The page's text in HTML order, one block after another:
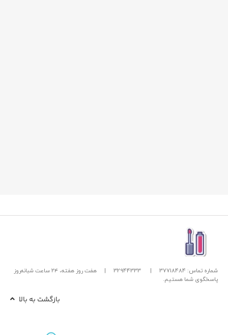
شماره تماس: 37718484 |
32944333
|
هفت روز هفته، ۲۴ ساعت شبانه‌روز
پاسخگوی شما هستیم.
بازگشت به بالا